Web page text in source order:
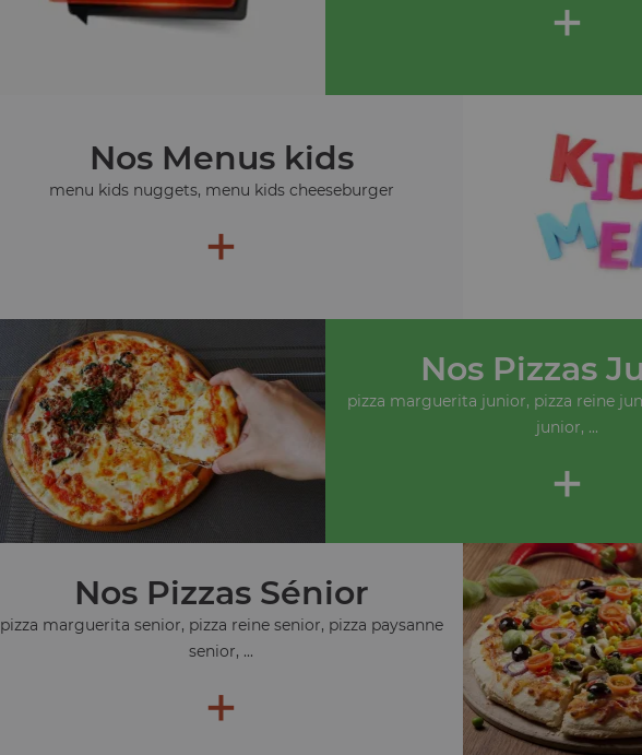
+
Nos Menus kids
menu kids nuggets, menu kids cheeseburger
+
Nos Pizzas
pizza marguerita junior, pizza reine
junior, ...
+
Nos Pizzas Sénior
pizza marguerita senior, pizza reine senior, pizza paysanne
senior, ...
+